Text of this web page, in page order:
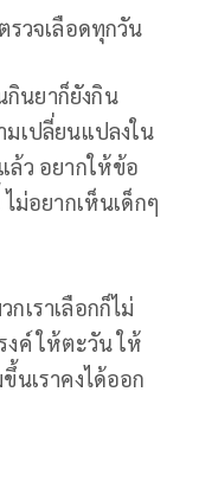
รวจเลือดทุกวัน
นยาก็ยังกิน
มเปลี่ยนแปลงใน
ล้ว อยากให้ข้อ
ไม่อยากเห็นเด็กๆ
เราเลือกก็ไม่
งค์ ให้ตะวัน ให้
นเราคงได้ออก